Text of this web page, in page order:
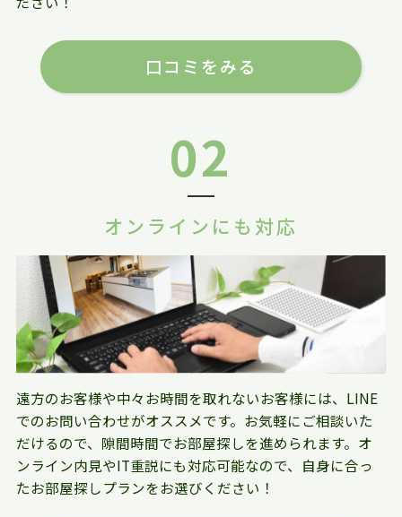
口コミをみる
02
オンラインにも対応
遠方のお客様や中々お時間を取れないお客様には、LINE
でのお問い合わせがオススメです。お気軽にご相談いた
だけるので、隙間時間でお部屋探しを進められます。オ
ンライン内見やIT重説にも対応可能なので、自身に合っ
たお部屋探しプランをお選びください！